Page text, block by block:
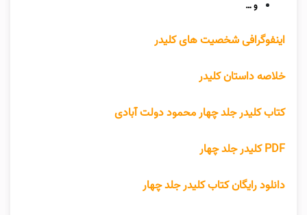
و …
اینفوگرافی شخصیت های کلیدر
خلاصه داستان کلیدر
کتاب کلیدر جلدچهارمحمود دولت آبادی
PDF کلیدر جلد چهار
دانلود رایگانکتاب کلیدر جلدچهار